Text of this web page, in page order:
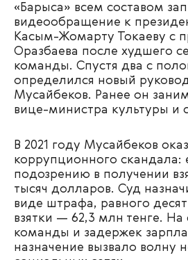
«Барыса» всем составом
видеообращение к
Касым-Жомарту Токаеву с
Оразбаева после худшего
команды. Спустя два с
определился новый
Мусайбеков. Ранее он
вице-министра культуры и
В 2021 году Мусайбеков
коррупционного скандала:
подозрению в получении
тысяч долларов. Суд
виде штрафа, равного
взятки — 62,3 млн тенге. На
команды и задержек
назначение вызвало волну